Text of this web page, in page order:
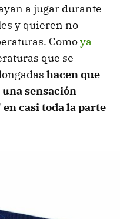
a jugar durante
y quieren no
Comoya
que se
hacen que
sensación
casi toda la parte